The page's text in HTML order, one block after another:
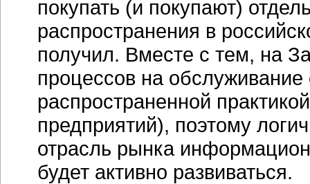
покупать (и покупают)
распространения в
получил. Вместе с тем, на
процессов на
распространенной
предприятий), поэтому
отрасль рынка
будет активно развиваться.